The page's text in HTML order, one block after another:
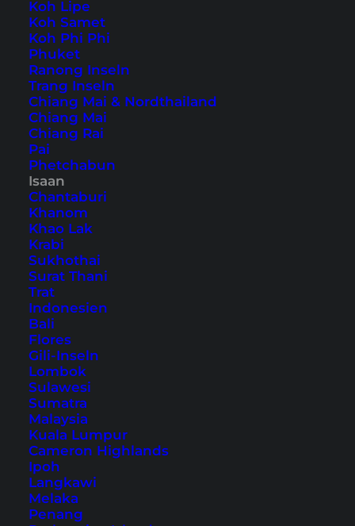
Koh Lipe
Koh Samet
Koh Phi Phi
Phuket
Ranong Inseln
Trang Inseln
Chiang Mai & Nordthailand
Chiang Mai
Chiang Rai
Pai
Phetchabun
Isaan
Chantaburi
Khanom
Khao Lak
Krabi
Sukhothai
Surat Thani
Trat
Indonesien
Bali
Flores
Gili-Inseln
Lombok
Sulawesi
Sumatra
Malaysia
Kuala Lumpur
Cameron Highlands
Ipoh
Langkawi
Melaka
Penang
Home Südostasien
Tipps, Reiseberichte und
die schönsten
Sehenswürdigkeiten
Die schönsten Orte im
Isaan: Tempel, Mekong und
Naturwunder
Der Nordosten von Thailand ist touristisch noch
ziemlich unerschlossen. Entdecke mit unseren
Tipps die schönsten Orte im Isaan.